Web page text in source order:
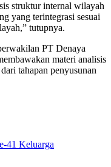
struktur internal wilayah
yang terintegrasi sesuai
tutupnya.
PT Denaya
materi analisis
tahapan penyusunan
41 Keluarga